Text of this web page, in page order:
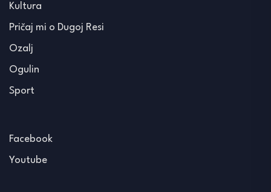
Kultura
Pričaj mi o Dugoj Resi
Ozalj
Ogulin
Sport
Facebook
Youtube